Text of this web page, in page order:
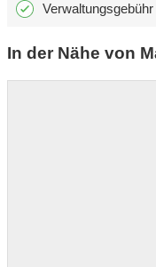
In der Nähe von